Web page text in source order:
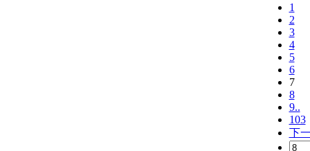
1
2
3
4
5
6
7
8
9..
103
下